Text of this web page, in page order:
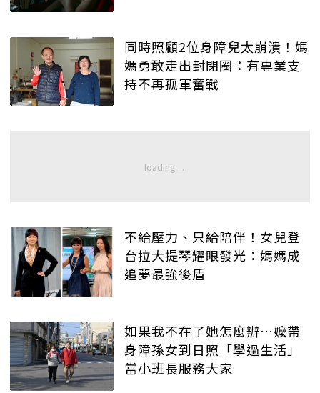
同時照顧2位身障兒太崩潰！媽
媽勇敢走出封閉圈：有專業支
持不再孤軍奮戰
不給壓力、只給陪伴！女兒登
台拉大提琴耀眼發光：媽媽成
追夢最強後盾
如果我不在了她怎麼辦…嬤帶
身障孫女到日照「學過生活」
當小班長服務大家